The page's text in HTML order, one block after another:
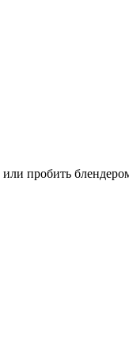
пробить